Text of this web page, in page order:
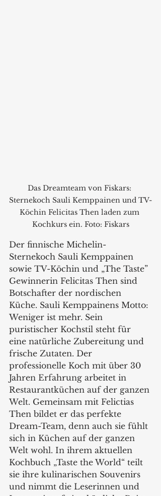
Das Dreamteam von Fiskars:
Sternekoch Sauli Kemppainen und TV-
Köchin Felicitas Then laden zum
Kochkurs ein. Foto: Fiskars
Der finnische Michelin-
Sternekoch Sauli Kemppainen
sowie TV-Köchin und „The Taste”
Gewinnerin Felicitas Then sind
Botschafter der nordischen
Küche. Sauli Kemppainens Motto:
Weniger ist mehr. Sein
puristischer Kochstil steht für
eine natürliche Zubereitung und
frische Zutaten. Der
professionelle Koch mit über 30
Jahren Erfahrung arbeitet in
Restaurantküchen auf der ganzen
Welt. Gemeinsam mit Felictias
Then bildet er das perfekte
Dream-Team, denn auch sie fühlt
sich in Küchen auf der ganzen
Welt wohl. In ihrem aktuellen
Kochbuch „Taste the World“ teilt
sie ihre kulinarischen Souvenirs
und nimmt die Leserinnen und